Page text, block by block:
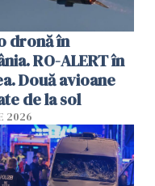
dronă în
RO-ALERT în
Două avioane
de la sol
2026